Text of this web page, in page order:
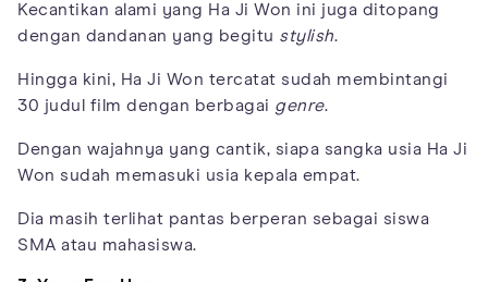
Kecantikan alami yang Ha Ji Won ini juga ditopang
dengan dandanan yang begitu stylish.
Hingga kini, Ha Ji Won tercatat sudah membintangi
30 judul film dengan berbagai genre.
Dengan wajahnya yang cantik, siapa sangka usia Ha Ji
Won sudah memasuki usia kepala empat.
Dia masih terlihat pantas berperan sebagai siswa
SMA atau mahasiswa.